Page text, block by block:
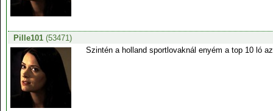
Pille101(53471)
Szintén a holland sportlovaknál enyém a top 10 ló